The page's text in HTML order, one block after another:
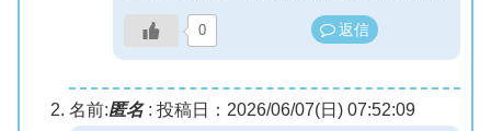
0 返信
名前:匿名: 投稿日：2026/06/07(日) 07:52:09